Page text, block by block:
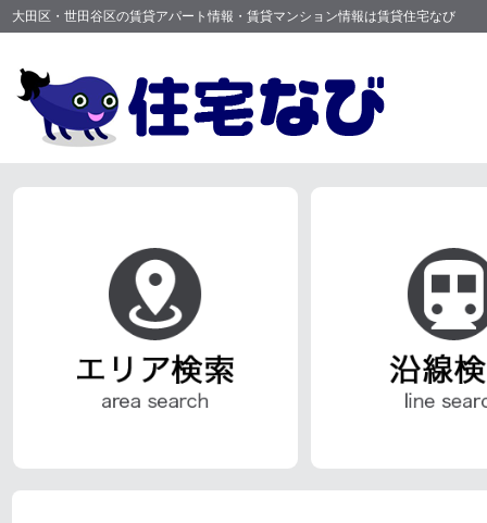
大田区・世田谷区の賃貸アパート情報・賃貸マンション情報は賃貸住宅なび